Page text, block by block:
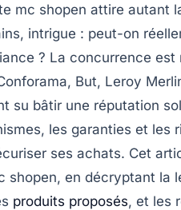
mc shopen attire autant
intrigue : peut-on
? La concurrence
But, Leroy
su bâtir une réputation
les garanties et les
ses achats. Cet
shopen, en décryptant la
produits proposés, et les